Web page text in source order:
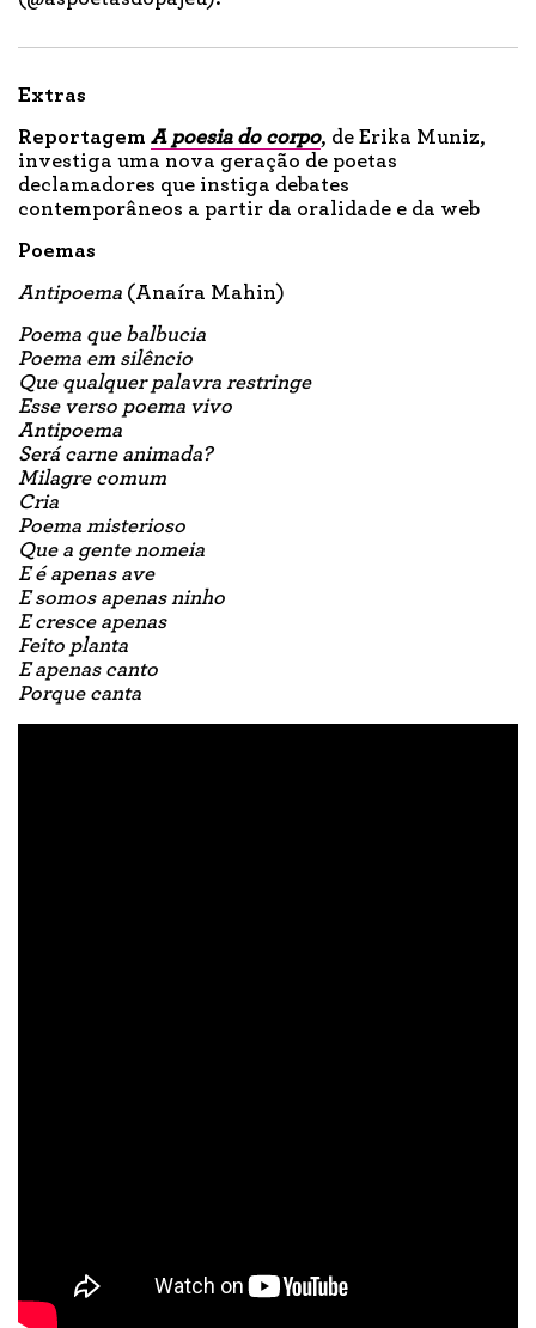
Extras
Reportagem A poesia do corpo, de Erika Muniz,
investiga uma nova geração de poetas
declamadores que instiga debates
contemporâneos a partir da oralidade e da web
Poemas
Antipoema (Anaíra Mahin)
Poema que balbucia
Poema em silêncio
Que qualquer palavra restringe
Esse verso poema vivo
Antipoema
Será carne animada?
Milagre comum
Cria
Poema misterioso
Que a gente nomeia
E é apenas ave
E somos apenas ninho
E cresce apenas
Feito planta
E apenas canto
Porque canta